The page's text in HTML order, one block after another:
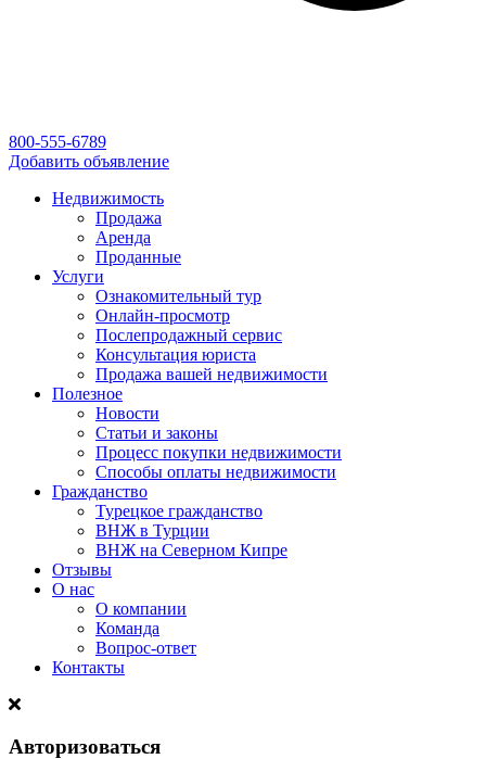
800-555-6789
Добавить объявление
Недвижимость
Продажа
Аренда
Проданные
Услуги
Ознакомительный тур
Онлайн-просмотр
Послепродажный сервис
Консультация юриста
Продажа вашей недвижимости
Полезное
Новости
Статьи и законы
Процесс покупки недвижимости
Способы оплаты недвижимости
Гражданство
Турецкое гражданство
ВНЖ в Турции
ВНЖ на Северном Кипре
Отзывы
О нас
О компании
Команда
Вопрос-ответ
Контакты
Авторизоваться